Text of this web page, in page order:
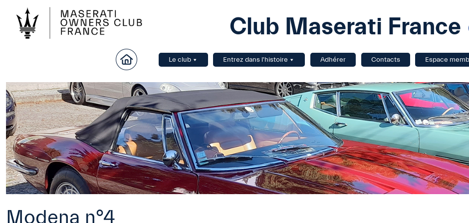
Club Maserati France
Le club Entrez dans l'histoire Adhérer Contacts Espace
Modena n°4